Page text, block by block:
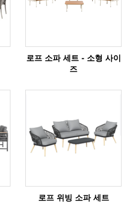
로프 소파 세트 - 소형 사이
즈
로프 위빙 소파 세트